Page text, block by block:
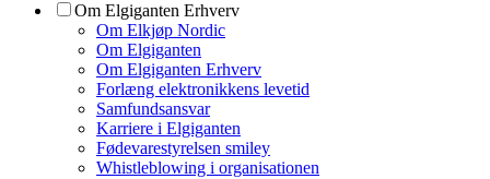
Om Elgiganten Erhverv
Om Elkjøp Nordic
Om Elgiganten
Om Elgiganten Erhverv
Forlæng elektronikkens levetid
Samfundsansvar
Karriere i Elgiganten
Fødevarestyrelsen smiley
Whistleblowing i organisationen